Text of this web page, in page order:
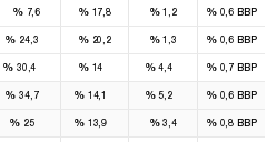
%7,6 %17,8 %1,2 %0,6BBP
% 24,3 %20,2 %1,3 %0,6BBP
%30,4 %14 %4,4 %0,7BBP
% 34,7 %14,1 %5,2 %0,6BBP
% 25 %13,9 %3,4 %0,8BBP